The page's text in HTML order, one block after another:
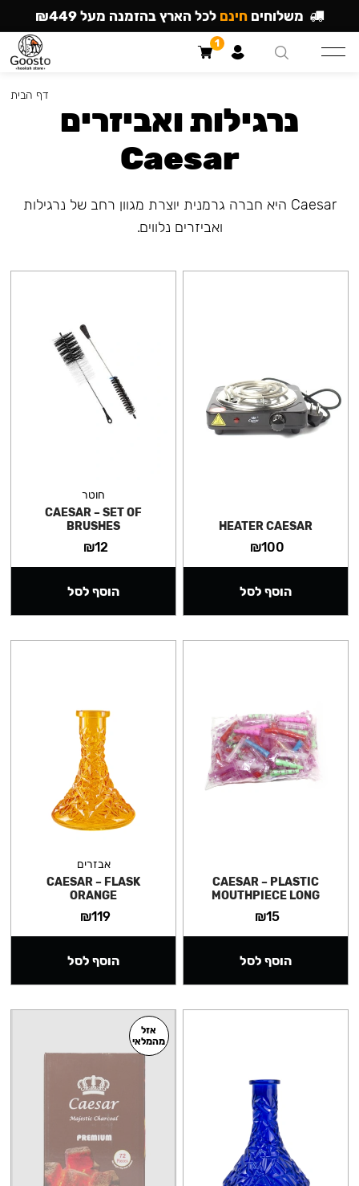
דף הבית
נרגילות ואביזרים
Caesar
Caesar היא חברה גרמנית יוצרת מגוון רחב של נרגילות
ואביזרים נלווים.
HEATER CAESAR
₪100
הוסף לסל
חוטר
CAESAR – SET OF
BRUSHES
₪12
הוסף לסל
CAESAR – PLASTIC
MOUTHPIECE LONG
₪15
הוסף לסל
אבזרים
CAESAR – FLASK
ORANGE
₪119
הוסף לסל
אזל
מהמלאי
משלוחים חינם לכל הארץ בהזמנה מעל ₪449
1